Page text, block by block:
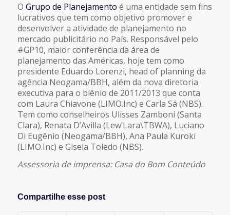
O Grupo de Planejamento é uma entidade sem fins
lucrativos que tem como objetivo promover e
desenvolver a atividade de planejamento no
mercado publicitário no País. Responsável pelo
#GP10, maior conferência da área de
planejamento das Américas, hoje tem como
presidente Eduardo Lorenzi, head of planning da
agência Neogama/BBH, além da nova diretoria
executiva para o biênio de 2011/2013 que conta
com Laura Chiavone (LIMO.Inc) e Carla Sá (NBS).
Tem como conselheiros Ulisses Zamboni (Santa
Clara), Renata D’Avilla (Lew’Lara\TBWA), Luciano
Di Eugênio (Neogama/BBH), Ana Paula Kuroki
(LIMO.Inc) e Gisela Toledo (NBS).
Assessoria de imprensa: Casa do Bom Conteúdo
Compartilhe esse post